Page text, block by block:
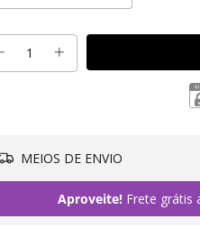
MEIOS DE ENVIO
Aproveite!Frete grátis